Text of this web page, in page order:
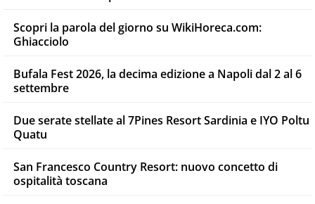
Scopri la parola del giorno su WikiHoreca.com:
Ghiacciolo
Bufala Fest 2026, la decima edizione a Napoli dal 2 al 6
settembre
Due serate stellate al 7Pines Resort Sardinia e IYO Poltu
Quatu
San Francesco Country Resort: nuovo concetto di
ospitalità toscana